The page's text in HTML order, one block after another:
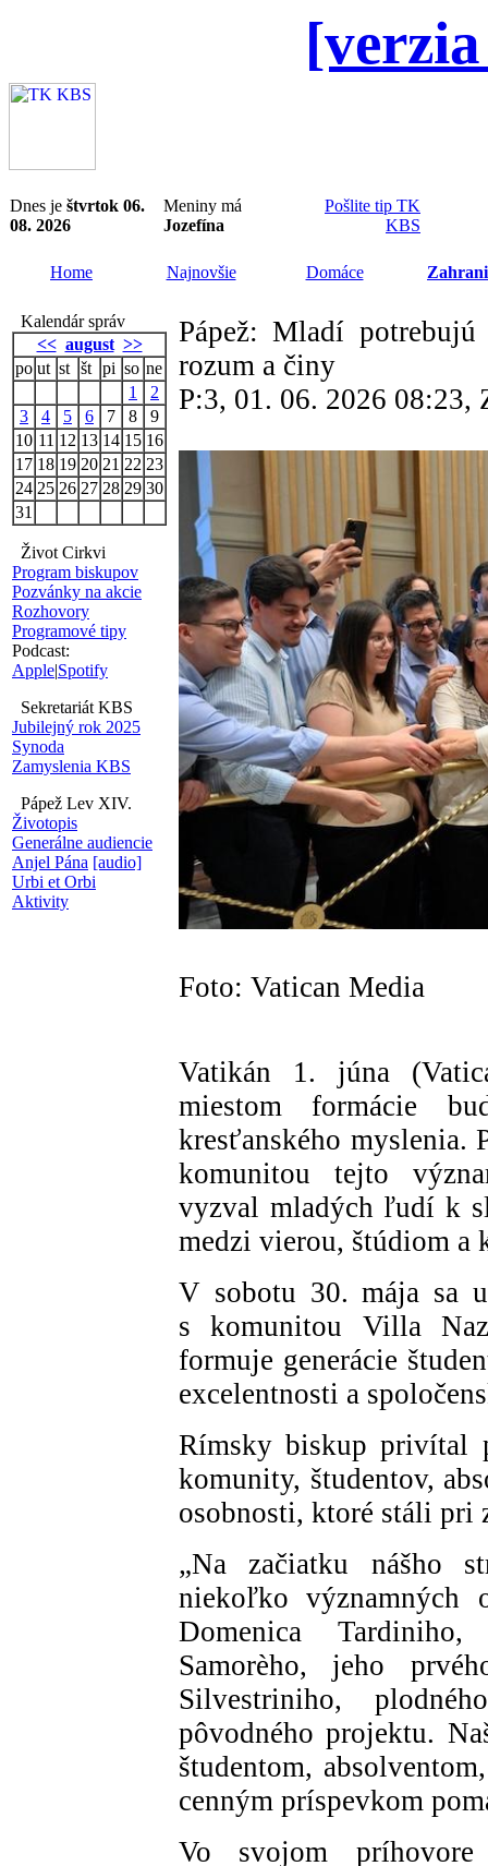
Dnes je štvrtok 06.
08. 2026
Meniny má
Jozefína
Pošlite tip TK
KBS
Home Najnovšie Domáce
Kalendár správ
<< august >>
po ut st št pi so ne
1
2
3
4 5 6 7 8
9
10 11 12 13 14 15 16
17 18 19 20 21 22 23
24 25 26 27 28 29 30
31
Život Cirkvi
Program biskupov
Pozvánky na akcie
Rozhovory
Programové tipy
Podcast:
Apple|Spotify
Sekretariát KBS
Jubilejný rok 2025
Synoda
Zamyslenia KBS
Pápež Lev XIV.
Životopis
Generálne audiencie
Anjel Pána [audio]
Urbi et Orbi
Aktivity
Pápež: Mladí
rozum a činy
P:3, 01. 06. 2026 08:23,
Foto: Vatican Media
Vatikán 1. júna
miestom formácie
kresťanského myslenia.
komunitou tejto
vyzval mladých ľudí k
medzi vierou, štúdiom a
V sobotu 30. mája sa
s komunitou Villa
formuje generácie
excelentnosti a
Rímsky biskup privítal
komunity, študentov,
osobnosti, ktoré stáli pri
„Na začiatku nášho
niekoľko významných
Domenica
Samorèho, jeho
Silvestriniho,
pôvodného projektu.
študentom,
cenným príspevkom
Vo svojom